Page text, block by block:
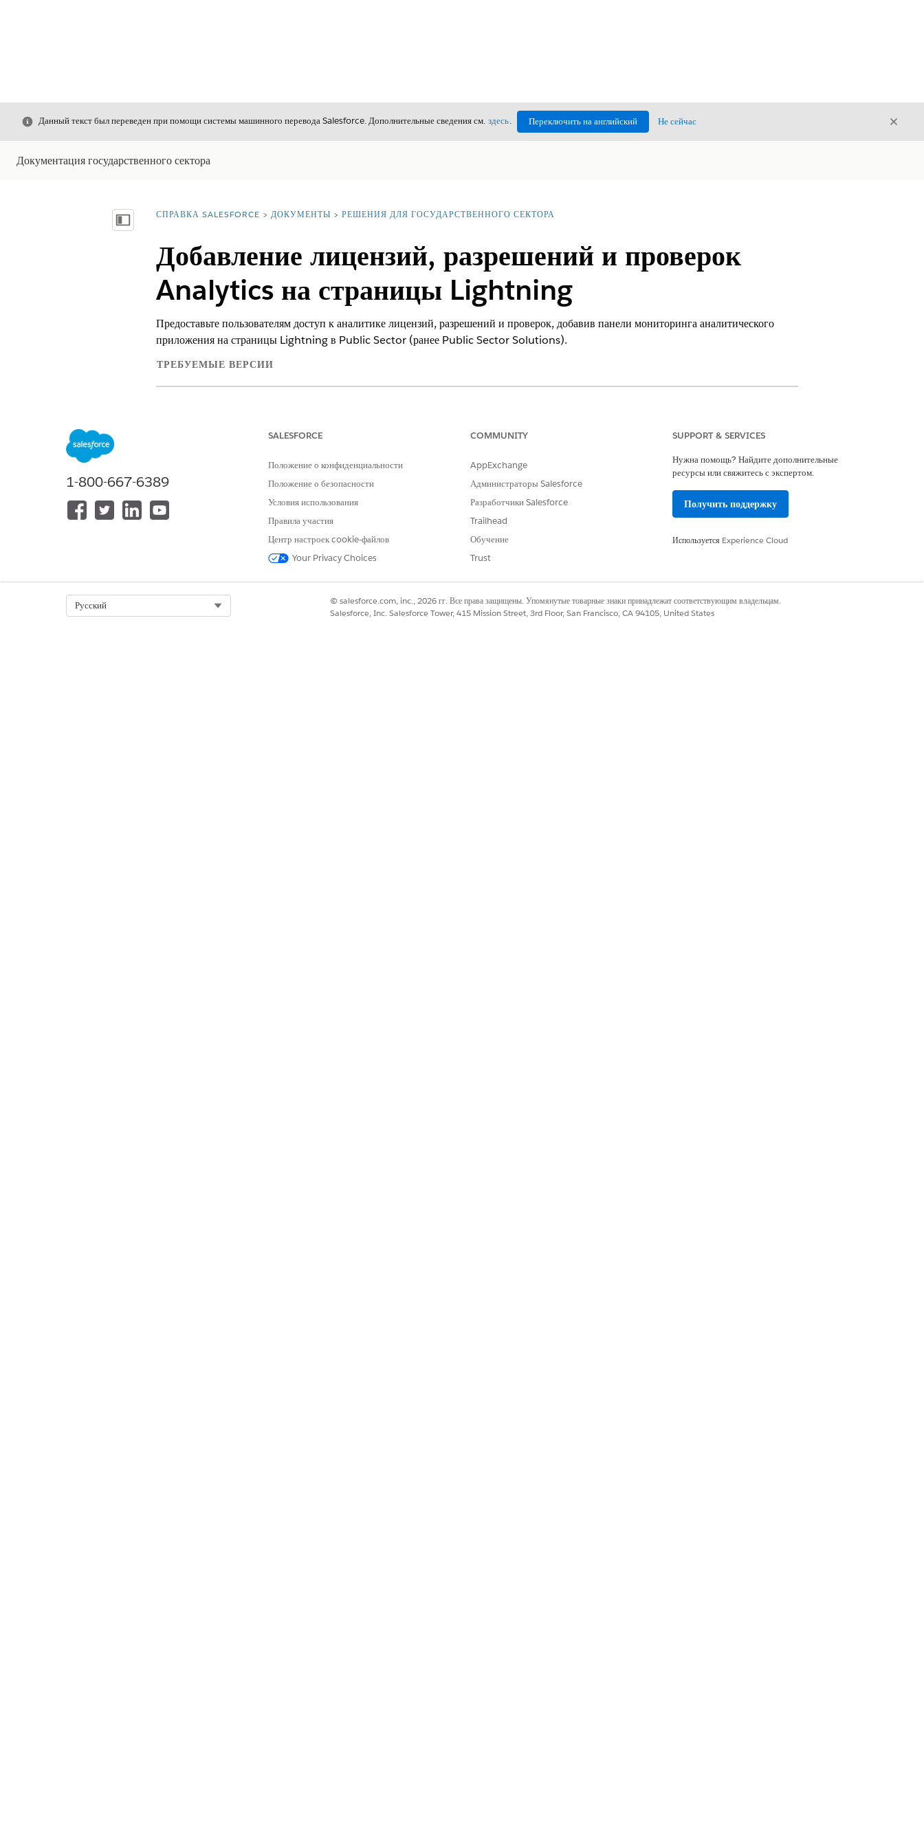
Закрыть
Данный текст был переведен при помощи системы машинного перевода Salesforce. Дополнительные сведения см. здесь. Переключить на английский Не сейчас
Документация государственного сектора
Показать содержание
Вы находитесь здесь:
СПРАВКА SALESFORCE ДОКУМЕНТЫ РЕШЕНИЯ ДЛЯ ГОСУДАРСТВЕННОГО СЕКТОРА
Добавление лицензий, разрешений и проверок
Analytics на страницы Lightning
Предоставьте пользователям доступ к аналитике лицензий, разрешений и проверок, добавив панели мониторинга аналитического
приложения на страницы Lightning в Public Sector (ранее Public Sector Solutions).
ТРЕБУЕМЫЕ ВЕРСИИ
НЕОБХОДИМЫЕ ПОЛНОМОЧИЯ ПОЛЬЗОВАТЕЛЯ
Для создания и сохранения страниц в конструкторе приложений
Настройка приложения
Панель мониторинга CRM Analytics можно добавить на любую страницу Lightning в Public Sector. Ниже указан способ добавления
лицензии, разрешения и панели мониторинга «Важные данные об организациях» на начальную страницу.
В приложении Public Sector нажмите на меню навигации приложения и выберите «
Нажмите «
», а потом выберите «Редактировать страницу».
Из списка стандартных компонентов перетащите Панель мониторинга CRM Analyticsна холст страницы.
Используйте раскрывающийся список «Панель мониторинга» для выбора панели мониторинга «Важные данные об организациях».
1-800-667-6389
SALESFORCE
Положение о конфиденциальности
Положение о безопасности
Условия использования
Правила участия
Центр настроек cookie-файлов
Your Privacy Choices
COMMUNITY
AppExchange
Администраторы Salesforce
Разработчики Salesforce
Trailhead
Обучение
Trust
SUPPORT & SERVICES
Нужна помощь? Найдите дополнительные
ресурсы или свяжитесь с экспертом.
Получить поддержку
Используется Experience Cloud
Русский
© salesforce.com, inc., 2026 гг. Все права защищены. Упомянутые товарные знаки принадлежат соответствующим владельцам.
Salesforce, Inc. Salesforce Tower, 415 Mission Street, 3rd Floor, San Francisco, CA 94105, United States